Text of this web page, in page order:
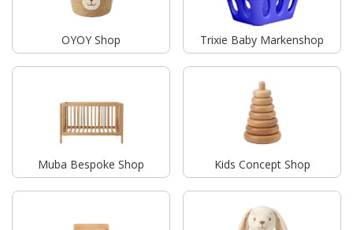
OYOY Shop Trixie Baby Markenshop
Muba Bespoke Shop Kids Concept Shop